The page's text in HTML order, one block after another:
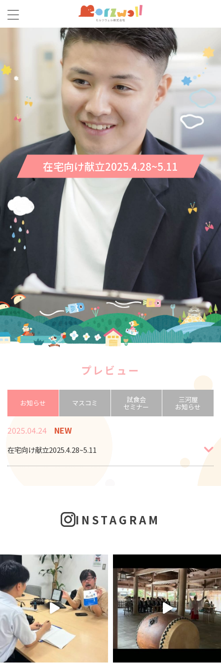
在宅向け献立2025.4.28~5.11
プレビュー
お知らせ マスコミ 試食会
セミナー
三河屋
お知らせ
2025.04.24 NEW
在宅向け献立2025.4.28~5.11
INSTAGRAM